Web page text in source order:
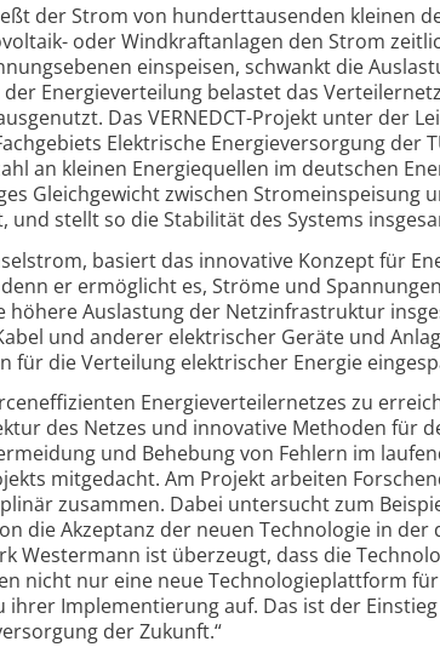
der Strom von hunderttausenden kleinen
oder Windkraftanlagen den Strom
einspeisen, schwankt die
der Energie­verteilung belastet das
Das VERNEDCT-Projekt unter der
Elektrische Energie­versorgung der
an kleinen Energiequellen im deutschen
Gleichgewicht zwischen Strom­einspeisung
stellt so die Stabilität des Systems
basiert das innovative Konzept für
er ermöglicht es, Ströme und
höhere Auslastung der Netz­infrastruktur
und anderer elektrischer Geräte und
für die Verteilung elektrischer Energie
Energie­verteilernetzes zu
des Netzes und innovative Methoden für
und Behebung von Fehlern im
mitgedacht. Am Projekt arbeiten
zusammen. Dabei untersucht zum
die Akzeptanz der neuen Technologie in der
Westermann ist überzeugt, dass die
nicht nur eine neue Technologie­plattform
ihrer Imple­mentierung auf. Das ist der
der Zukunft.“